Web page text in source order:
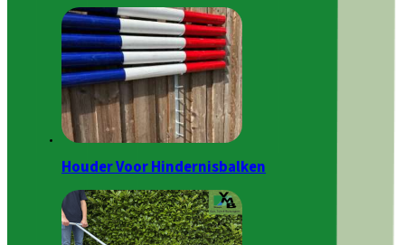
Houder Voor Hindernisbalken